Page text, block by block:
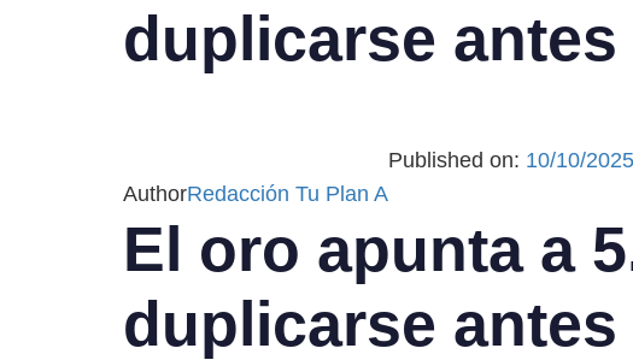
duplicarse antes
AuthorRedacción Tu Plan A
Published on: 10/10/2025
El oro apunta a
duplicarse antes